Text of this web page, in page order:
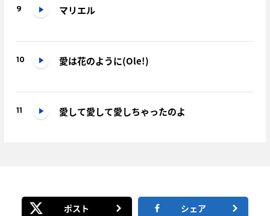
9 マリエル
10 愛は花のように(Ole!)
11 愛して愛して愛しちゃったのよ
ポスト シェア